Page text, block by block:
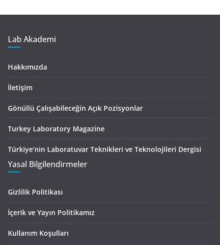
Lab Akademi
Hakkımızda
İletişim
Gönüllü Çalışabileceğin Açık Pozisyonlar
Turkey Laboratory Magazine
Türkiye’nin Laboratuvar Teknikleri ve Teknolojileri Dergisi
Yasal Bilgilendirmeler
Gizlilik Politikası
İçerik ve Yayın Politikamız
Kullanım Koşulları